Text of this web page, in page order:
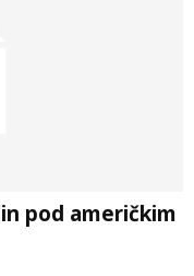
pod američkim